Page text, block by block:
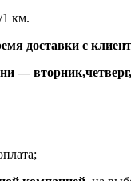
км.
доставки с
—